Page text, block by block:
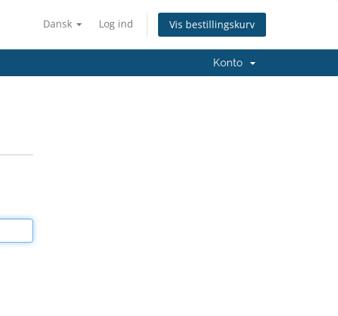
Dansk Log ind Vis bestillingskurv
Konto